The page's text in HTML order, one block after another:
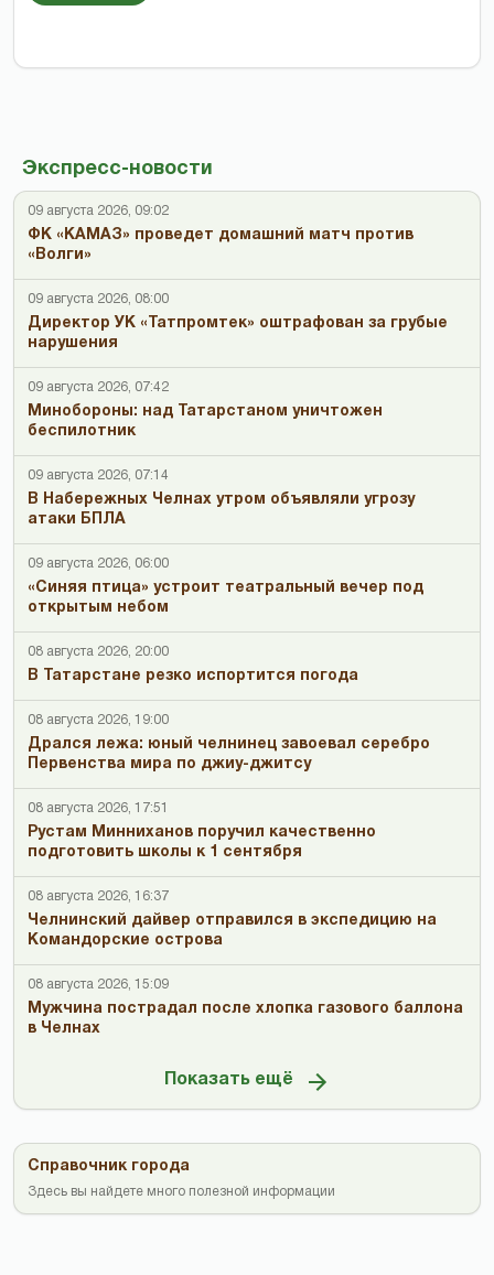
Экспресс-новости
09 августа 2026, 09:02
ФК «КАМАЗ» проведет домашний матч против
«Волги»
09 августа 2026, 08:00
Директор УК «Татпромтек» оштрафован за грубые
нарушения
09 августа 2026, 07:42
Минобороны: над Татарстаном уничтожен
беспилотник
09 августа 2026, 07:14
В Набережных Челнах утром объявляли угрозу
атаки БПЛА
09 августа 2026, 06:00
«Синяя птица» устроит театральный вечер под
открытым небом
08 августа 2026, 20:00
В Татарстане резко испортится погода
08 августа 2026, 19:00
Дрался лежа: юный челнинец завоевал серебро
Первенства мира по джиу-джитсу
08 августа 2026, 17:51
Рустам Минниханов поручил качественно
подготовить школы к 1 сентября
08 августа 2026, 16:37
Челнинский дайвер отправился в экспедицию на
Командорские острова
08 августа 2026, 15:09
Мужчина пострадал после хлопка газового баллона
в Челнах
Показать ещё
Справочник города
Здесь вы найдете много полезной информации